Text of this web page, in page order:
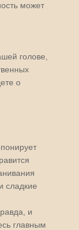
может
голове,
о
сладкие
и
главным